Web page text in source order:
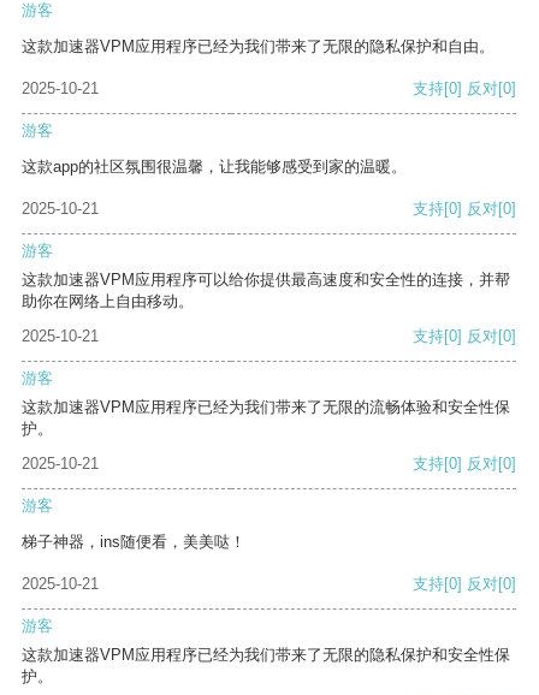
游客
这款加速器VPM应用程序已经为我们带来了无限的隐私保护和自由。
2025-10-21 支持[0] 反对[0]
游客
这款app的社区氛围很温馨，让我能够感受到家的温暖。
2025-10-21 支持[0] 反对[0]
游客
这款加速器VPM应用程序可以给你提供最高速度和安全性的连接，并帮
助你在网络上自由移动。
2025-10-21
支持[0] 反对[0]
游客
这款加速器VPM应用程序已经为我们带来了无限的流畅体验和安全性保
护。
2025-10-21
支持[0] 反对[0]
游客
梯子神器，ins随便看，美美哒！
2025-10-21 支持[0] 反对[0]
游客
这款加速器VPM应用程序已经为我们带来了无限的隐私保护和安全性保
护。